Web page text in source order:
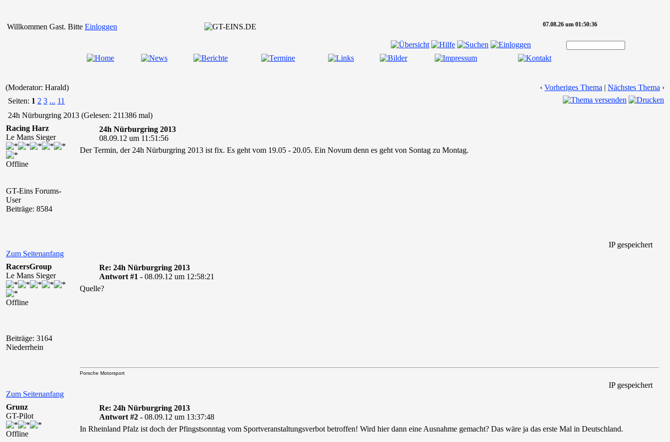
Willkommen Gast. Bitte Einloggen 07.08.26 um 01:50:36
(Moderator: Harald) ‹ Vorheriges Thema | Nächstes Thema ›
Seiten: 1 2 3 ... 11
24h Nürburgring 2013 (Gelesen: 211386 mal)
Racing Harz
Le Mans Sieger
Offline
GT-Eins Forums-
User
Beiträge: 8584
24h Nürburgring 2013
08.09.12 um 11:51:56
Der Termin, der 24h Nürburgring 2013 ist fix. Es geht vom 19.05 - 20.05. Ein Novum denn es geht von Sontag zu Montag.
Zum Seitenanfang
IP gespeichert
RacersGroup
Le Mans Sieger
Offline
Beiträge: 3164
Niederrhein
Re: 24h Nürburgring 2013
Antwort #1 - 08.09.12 um 12:58:21
Quelle?
Zum Seitenanfang
Porsche Motorsport
IP gespeichert
Grunz
GT-Pilot
Offline
Re: 24h Nürburgring 2013
Antwort #2 - 08.09.12 um 13:37:48
In Rheinland Pfalz ist doch der Pfingstsonntag vom Sportveranstaltungsverbot betroffen! Wird hier dann eine Ausnahme gemacht? Das wäre ja das erste Mal in Deutschland.